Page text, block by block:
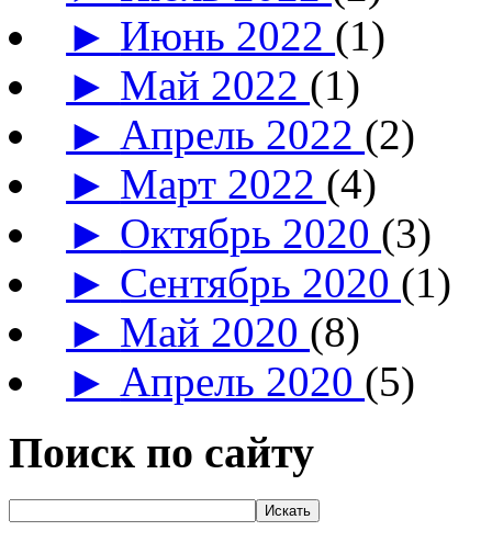
► Июнь 2022 (1)
► Май 2022 (1)
► Апрель 2022 (2)
► Март 2022 (4)
► Октябрь 2020 (3)
► Сентябрь 2020 (1)
► Май 2020 (8)
► Апрель 2020 (5)
Поиск по сайту